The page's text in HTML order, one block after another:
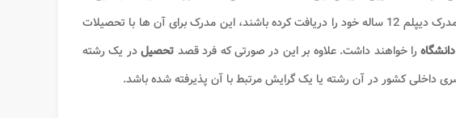
دبیرستان خود یعنی 12 سال را به اتمام رسانده باشد. افرادی که مدرک دیپلم 12 ساله خود را دریافت کرده باشند، این مدرک برای آن ها با تحصیلات
را خواهند داشت. علاوه بر این در صورتی که فرد قصد تحصیلدر یک رشته
داخلی کشور در آن رشته یا یک گرایش مرتبط با آن پذیرفته شده باشد.